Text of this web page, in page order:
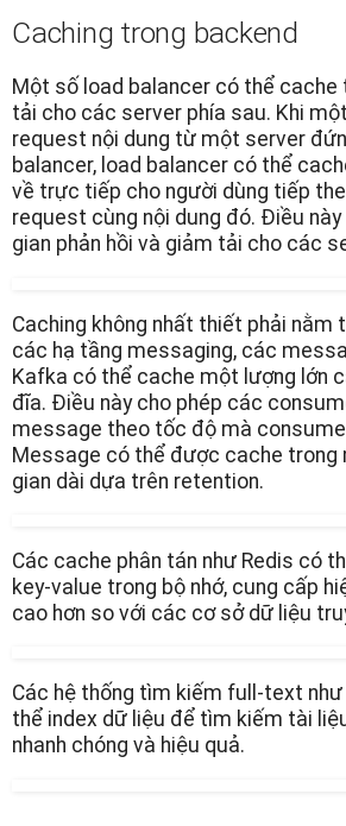
Caching trong backend
Một số load balancer có thể cache
tải cho các server phía sau. Khi
request nội dung từ một server
balancer, load balancer có thể
về trực tiếp cho người dùng tiếp
request cùng nội dung đó. Điều
gian phản hồi và giảm tải cho các
Caching không nhất thiết phải nằm
các hạ tầng messaging, các
Kafka có thể cache một lượng lớn
đĩa. Điều này cho phép các
message theo tốc độ mà
Message có thể được cache trong
gian dài dựa trên retention.
Các cache phân tán như Redis có
key-value trong bộ nhớ, cung cấp
cao hơn so với các cơ sở dữ liệu
Các hệ thống tìm kiếm full-text
thể index dữ liệu để tìm kiếm tài
nhanh chóng và hiệu quả.